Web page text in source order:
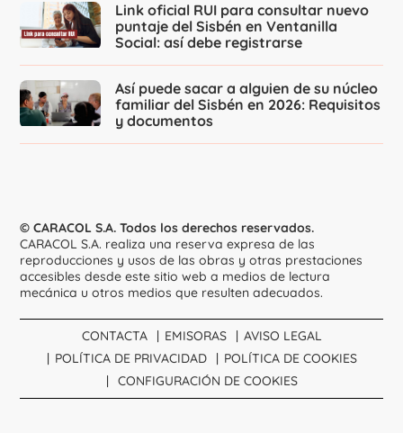
Link oficial RUI para consultar nuevo
puntaje del Sisbén en Ventanilla
Social: así debe registrarse
Así puede sacar a alguien de su núcleo
familiar del Sisbén en 2026: Requisitos
y documentos
© CARACOL S.A. Todos los derechos reservados.
CARACOL S.A. realiza una reserva expresa de las
reproducciones y usos de las obras y otras prestaciones
accesibles desde este sitio web a medios de lectura
mecánica u otros medios que resulten adecuados.
CONTACTA EMISORAS
AVISO LEGAL
POLÍTICA DE PRIVACIDAD
POLÍTICA DE COOKIES
CONFIGURACIÓN DE COOKIES